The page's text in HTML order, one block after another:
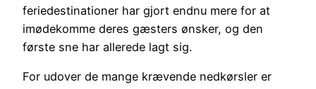
feriedestinationer har gjort endnu mere for at
imødekomme deres gæsters ønsker, og den
første sne har allerede lagt sig.
For udover de mange krævende nedkørsler er